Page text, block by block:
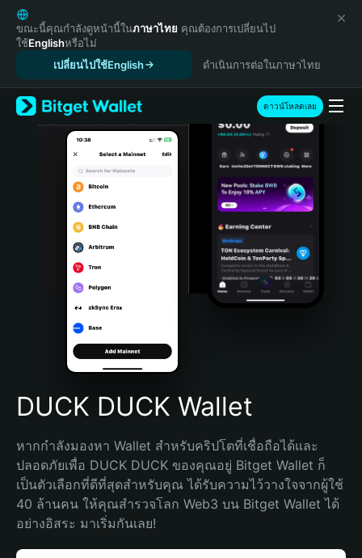
English
日本語
Tiếng Việt
Español (Latinoamérica)
Türkçe
Italiano
Português (Portugal)
Bahasa Indonesia
Português (Brasil)
Español (Argentina)
ขณะนี้คุณกำลังดูหน้านี้ในภาษาไทย คุณต้องการเปลี่ยนไป
ใช้Englishหรือไม่
เปลี่ยนไปใช้English
ดำเนินการต่อในภาษาไทย
ดาวน์โหลดเลย
DUCK DUCK Wallet
หากกำลังมองหา Wallet สำหรับคริปโตที่เชื่อถือได้และ
ปลอดภัยเพื่อ DUCK DUCK ของคุณอยู่ Bitget Wallet ก็
เป็นตัวเลือกที่ดีที่สุดสำหรับคุณ ได้รับความไว้วางใจจากผู้ใช้
40 ล้านคน ให้คุณสำรวจโลก Web3 บน Bitget Wallet ได้
อย่างอิสระ มาเริ่มกันเลย!